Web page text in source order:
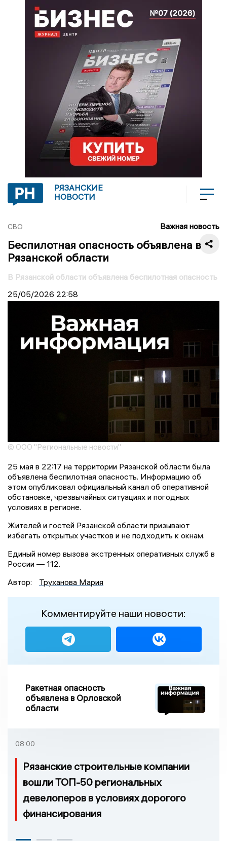
РЯЗАНСКИЕ
НОВОСТИ
СВО Важная новость
Беспилотная опасность объявлена в
Рязанской области
В Рязанской области объявлена беспилотная опасность
25/05/2026 22:58
© ООО "Региональные новости"
25 мая в 22:17 на территории Рязанской области была
объявлена беспилотная опасность. Информацию об
этом опубликовал официальный канал об оперативной
обстановке, чрезвычайных ситуациях и погодных
условиях в регионе.
Жителей и гостей Рязанской области призывают
избегать открытых участков и не подходить к окнам.
Единый номер вызова экстренных оперативных служб в
России — 112.
Автор:
Труханова Мария
Комментируйте наши новости:
Ракетная опасность
объявлена в Орловской
области
08:00
Рязанские строительные компании
вошли ТОП-50 региональных
девелоперов в условиях дорогого
финансирования